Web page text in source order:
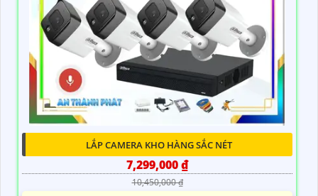
LẮP CAMERA KHO HÀNG SẮC NÉT
7,299,000 ₫
10,450,000 ₫